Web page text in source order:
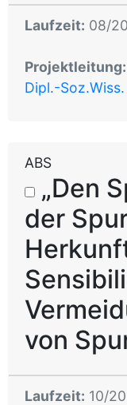
Laufzeit: 08/
Projektleitung:
Dipl.-
ABS
„Den
der
von
Laufzeit: 10/